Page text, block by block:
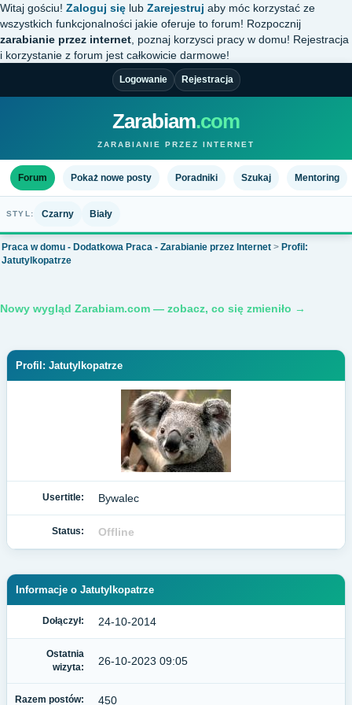
Witaj gościu! Zaloguj się lub Zarejestruj aby móc korzystać ze
wszystkich funkcjonalności jakie oferuje to forum! Rozpocznij
zarabianie przez internet , poznaj korzysci pracy w domu! Rejestracja
i korzystanie z forum jest całkowicie darmowe!
Logowanie Rejestracja
Zarabiam.com
ZARABIANIE PRZEZ INTERNET
Forum Pokaż nowe posty Poradniki Szukaj Mentoring
STYL: Czarny Biały
Praca w domu - Dodatkowa Praca - Zarabianie przez Internet > Profil:
Jatutylkopatrze
Nowy wygląd Zarabiam.com — zobacz, co się zmieniło →
Profil: Jatutylkopatrze
Usertitle: Bywalec
Status: Offline
Informacje o Jatutylkopatrze
Dołączył: 24-10-2014
Ostatnia
wizyta:
26-10-2023 09:05
Razem postów: 450